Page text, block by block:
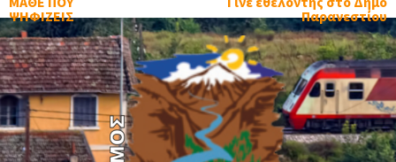
ΨΗΦΙΖΕΙΣ
Παρανεστίου